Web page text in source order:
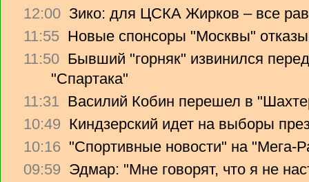
12:00 Зико: для ЦСКА Жирков – все
11:55 Новые спонсоры "Москвы"
11:50 Бывший "горняк" извинился
"Спартака"
11:31 Василий Кобин перешел в
10:49 Киндзерский идет на выборы
10:16 "Спортивные новости" на "Мега-
09:59 Эдмар: "Мне говорят, что я не